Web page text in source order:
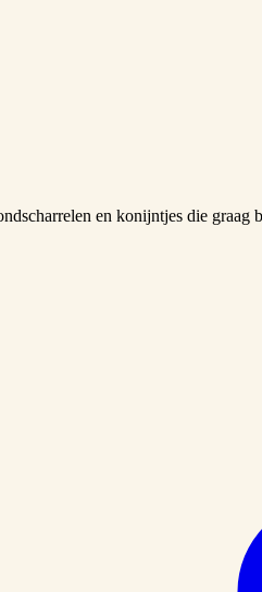
en konijntjes die